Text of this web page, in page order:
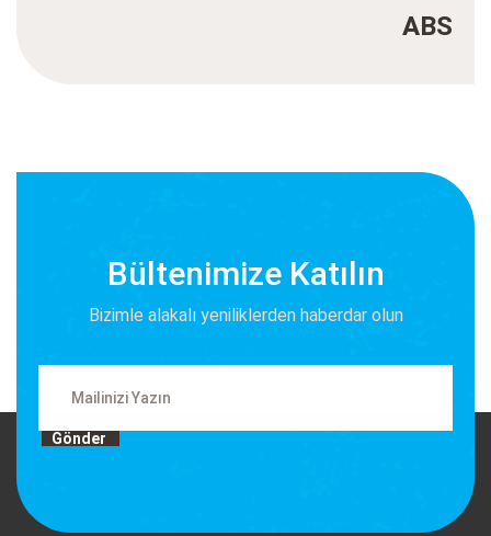
ABS
Bültenimize Katılın
Bizimle alakalı yeniliklerden haberdar olun
Gönder